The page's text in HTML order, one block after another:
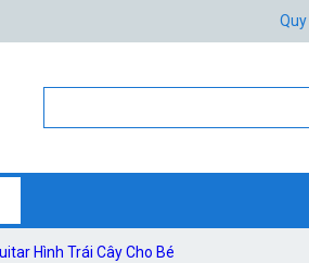
Hình Trái Cây Cho Bé